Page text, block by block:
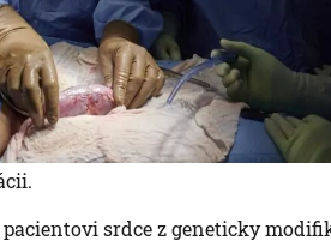
srdce z geneticky